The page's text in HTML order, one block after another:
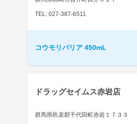
TEL: 027-387-6511
コウモリバリア 450mL
ドラッグセイムス赤岩店
群馬県邑楽郡千代田町赤岩１７３３